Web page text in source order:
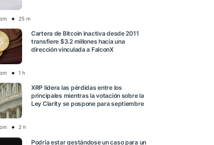
25 m
Cartera de Bitcoin inactiva desde 2011
transfiere $3.2 millones hacia una
dirección vinculada a FalconX
1 h
XRP lidera las pérdidas entre los
principales mientras la votación sobre la
Ley Clarity se pospone para septiembre
2 h
Podría estar gestándose un caso para un